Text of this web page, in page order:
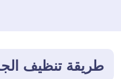
طريقة تنظيف